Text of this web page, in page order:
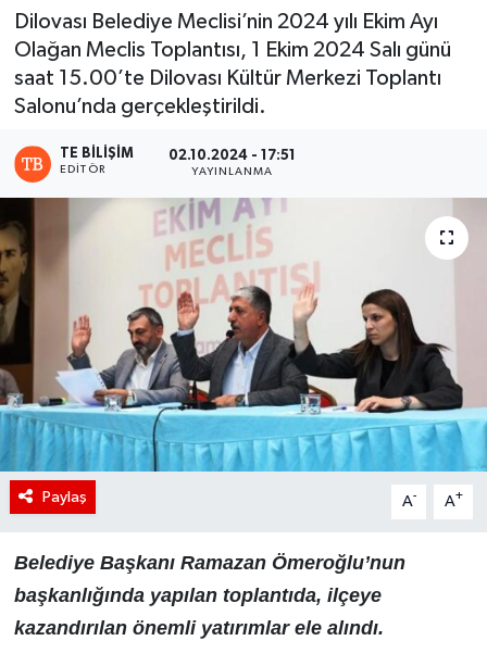
Dilovası Belediye Meclisi’nin 2024 yılı Ekim Ayı
Olağan Meclis Toplantısı, 1 Ekim 2024 Salı günü
saat 15.00’te Dilovası Kültür Merkezi Toplantı
Salonu’nda gerçekleştirildi.
TE BILIŞIM
EDITÖR
02.10.2024 - 17:51
YAYINLANMA
Paylaş A- A+
Belediye Başkanı Ramazan Ömeroğlu’nun
başkanlığında yapılan toplantıda, ilçeye
kazandırılan önemli yatırımlar ele alındı.